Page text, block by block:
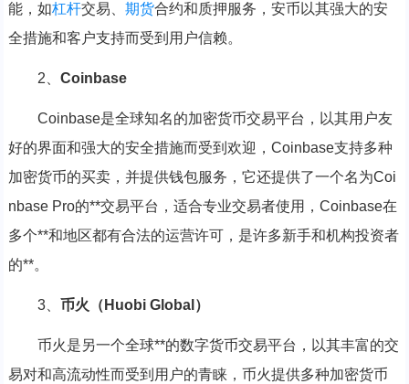
能，如杠杆交易、 期货合约和质押服务，安币以其强大的安
全措施和客户支持而受到用户信赖。
2、 Coinbase
Coinbase是全球知名的加密货币交易平台，以其用户友
好的界面和强大的安全措施而受到欢迎，Coinbase支持多种
加密货币的买卖，并提供钱包服务，它还提供了一个名为Coi
nbase Pro的**交易平台，适合专业交易者使用，Coinbase在
多个**和地区都有合法的运营许可，是许多新手和机构投资者
的**。
3、 币火（Huobi Global）
币火是另一个全球**的数字货币交易平台，以其丰富的交
易对和高流动性而受到用户的青睐，币火提供多种加密货币